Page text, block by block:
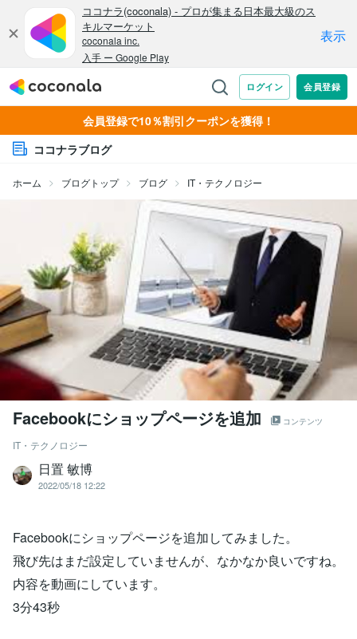
会員登録で10％割引クーポンを獲得！
ココナラブログ
ホーム ブログトップ ブログ IT・テクノロジー
Facebookにショップページを追加 コンテンツ
IT・テクノロジー
日置 敏博
2022/05/18 12:22
Facebookにショップページを追加してみました。
飛び先はまだ設定していませんが、なかなか良いですね。
内容を動画にしています。
3分43秒